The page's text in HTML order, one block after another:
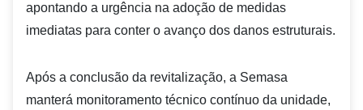
apontando a urgência na adoção de medidas
imediatas para conter o avanço dos danos estruturais.
Após a conclusão da revitalização, a Semasa
manterá monitoramento técnico contínuo da unidade,